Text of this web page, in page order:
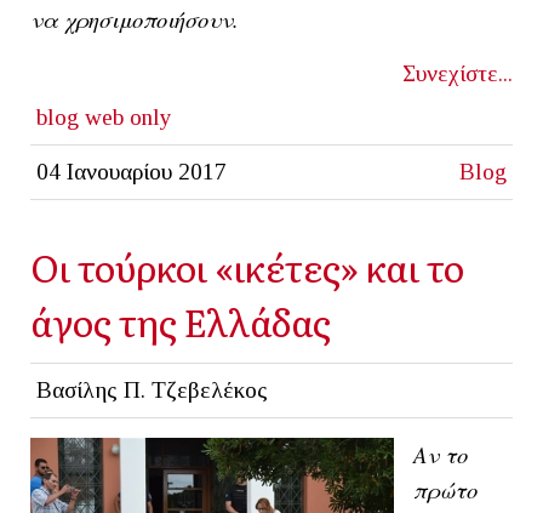
να χρησιμοποιήσουν.
Συνεχίστε...
blog web only
04 Ιανουαρίου 2017 Blog
Οι τούρκοι «ικέτες» και το
άγος της Ελλάδας
Βασίλης Π. Τζεβελέκος
Αν το
πρώτο